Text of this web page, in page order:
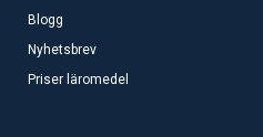
Blogg
Nyhetsbrev
Priser läromedel